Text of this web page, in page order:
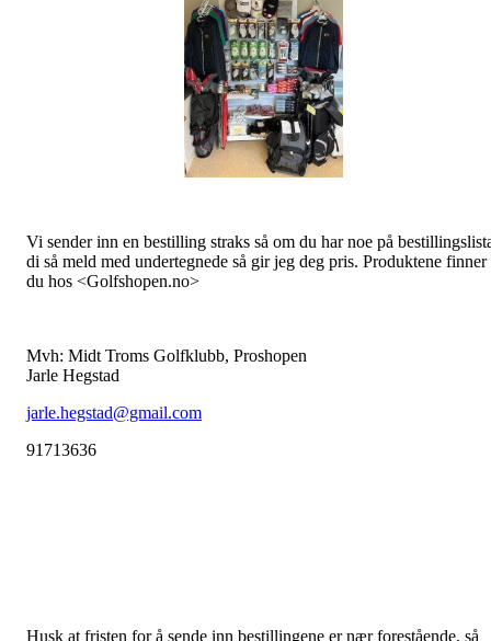
Vi sender inn en bestilling straks så om du har noe på
di så meld med undertegnede så gir jeg deg pris. Produktene finner
du hos <Golfshopen.no>
Mvh: Midt Troms Golfklubb, Proshopen
Jarle Hegstad
jarle.hegstad@gmail.com
91713636
Husk at fristen for å sende inn bestillingene er nær forestående, så